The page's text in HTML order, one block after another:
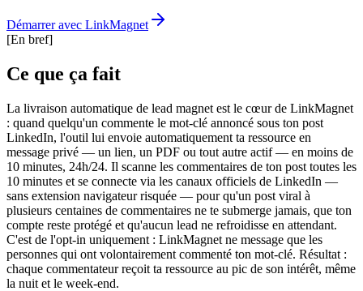
Démarrer avec LinkMagnet
[En bref]
Ce que ça fait
La livraison automatique de lead magnet est le cœur de LinkMagnet
: quand quelqu'un commente le mot-clé annoncé sous ton post
LinkedIn, l'outil lui envoie automatiquement ta ressource en
message privé — un lien, un PDF ou tout autre actif — en moins de
10 minutes, 24h/24. Il scanne les commentaires de ton post toutes les
10 minutes et se connecte via les canaux officiels de LinkedIn —
sans extension navigateur risquée — pour qu'un post viral à
plusieurs centaines de commentaires ne te submerge jamais, que ton
compte reste protégé et qu'aucun lead ne refroidisse en attendant.
C'est de l'opt-in uniquement : LinkMagnet ne message que les
personnes qui ont volontairement commenté ton mot-clé. Résultat :
chaque commentateur reçoit ta ressource au pic de son intérêt, même
la nuit et le week-end.